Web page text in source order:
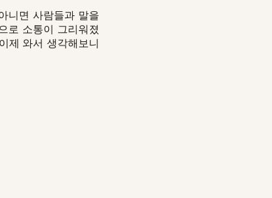
니면 사람들과 말을
로 소통이 그리워졌
제 와서 생각해보니